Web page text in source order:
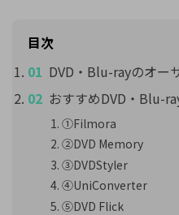
目次
DVD・Blu-rayのオー
おすすめDVD・Blu-
①Filmora
②DVD Memory
③DVDStyler
④UniConverter
⑤DVD Flick